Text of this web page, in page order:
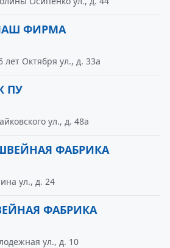
ФИРМА
Октября ул., д. 33а
ПУ
ул., д. 48а
ФАБРИКА
ул., д. 24
ФАБРИКА
ул., д. 10